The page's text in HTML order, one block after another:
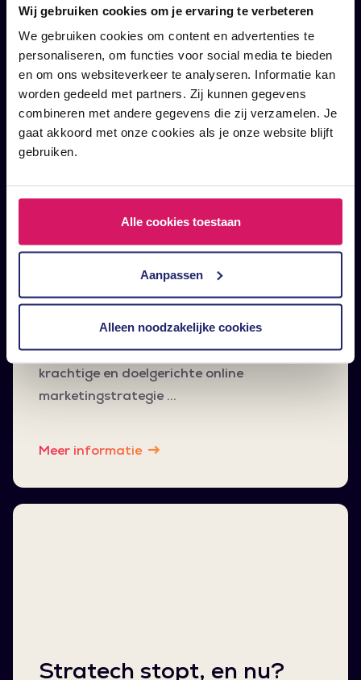
Wij gebruiken cookies om je ervaring te verbeteren
We gebruiken cookies om content en advertenties te
personaliseren, om functies voor social media te bieden
en om ons websiteverkeer te analyseren. Informatie kan
worden gedeeld met partners. Zij kunnen gegevens
combineren met andere gegevens die zij verzamelen. Je
gaat akkoord met onze cookies als je onze website blijft
gebruiken.
Alle cookies toestaan
Aanpassen
Alleen noodzakelijke cookies
woensdag 1 november 2023, tijdens de
tweede editie van het Effecty Leisure & …
Meer informatie
Dynamic pricing en mijn
leisure bedrijf
In onze langdurige samenwerking met
diverse leisure partners, waaronder
Stratech, hebben we niet alleen een
krachtige en doelgerichte online
marketingstrategie …
Meer informatie
Stratech stopt, en nu?